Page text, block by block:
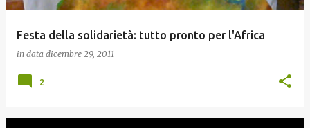
Festa della solidarietà: tutto pronto per l'Africa
in data dicembre 29, 2011
2